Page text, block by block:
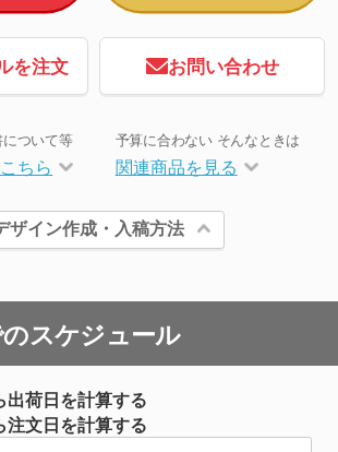
を注文 お問い合わせ
ついて等
ちら
予算に合わない そんなときは
関連商品を見る
ザイン作成・入稿方法
スケジュール
出荷日を計算する
注文日を計算する